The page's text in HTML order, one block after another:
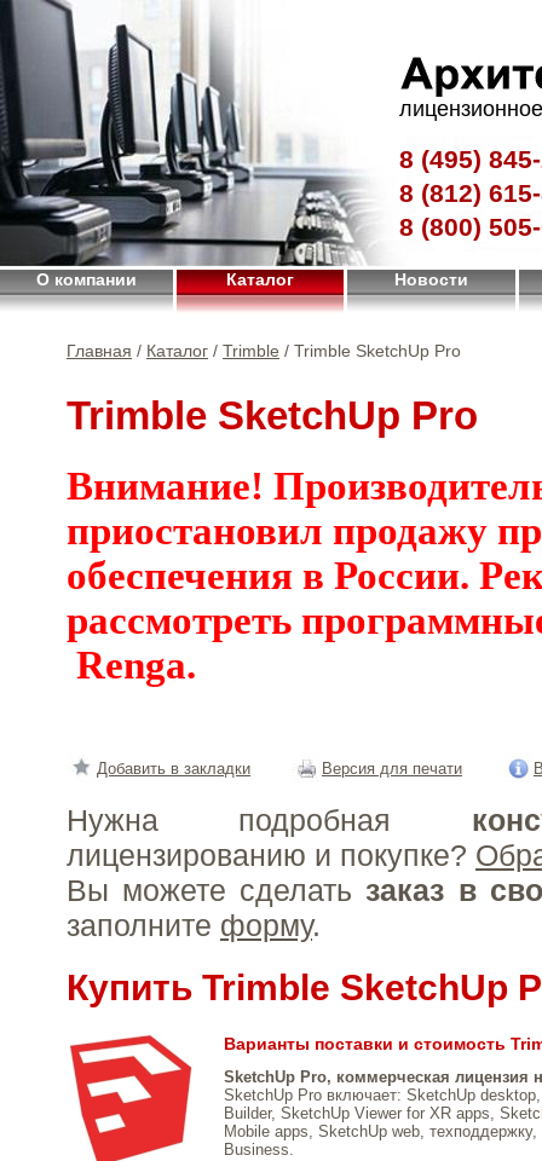
8 (495)
8 (812)
8 (800)
О компании Каталог Новости
Главная / Каталог / Trimble / Trimble SketchUp Pro
Trimble SketchUp Pro
Внимание!
приостановил продажу
обеспечения в России.
рассмотреть
Renga.
Добавить в закладки Версия для печати
Нужна подробная
лицензированию и покупке?
Вы можете сделать заказ в
заполните форму.
Купить Trimble SketchUp
Варианты поставки и стоимость
SketchUp Pro, коммерческая лицензия
SketchUp Pro включает: SketchUp
Builder, SketchUp Viewer for XR apps,
Mobile apps, SketchUp web,
Business.